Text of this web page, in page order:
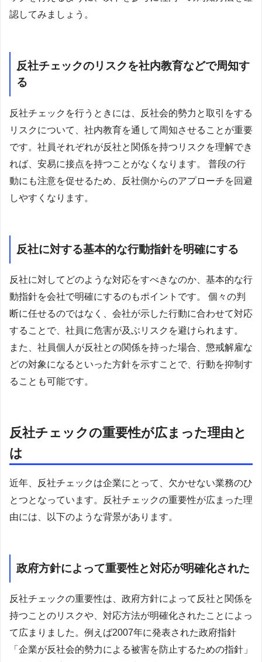
認してみましょう。
反社チェックのリスクを社内教育などで周知す
る
反社チェックを行うときには、反社会的勢力と取引をする
リスクについて、社内教育を通して周知させることが重要
です。社員それぞれが反社と関係を持つリスクを理解でき
れば、安易に接点を持つことがなくなります。 普段の行
動にも注意を促せるため、反社側からのアプローチを回避
しやすくなります。
反社に対する基本的な行動指針を明確にする
反社に対してどのような対応をすべきなのか、基本的な行
動指針を会社で明確にするのもポイントです。 個々の判
断に任せるのではなく、会社が示した行動に合わせて対応
することで、社員に危害が及ぶリスクを避けられます。
また、社員個人が反社との関係を持った場合、懲戒解雇な
どの対象になるといった方針を示すことで、行動を抑制す
ることも可能です。
反社チェックの重要性が広まった理由と
は
近年、反社チェックは企業にとって、欠かせない業務のひ
とつとなっています。反社チェックの重要性が広まった理
由には、以下のような背景があります。
政府方針によって重要性と対応が明確化された
反社チェックの重要性は、政府方針によって反社と関係を
持つことのリスクや、対応方法が明確化されたことによっ
て広まりました。例えば2007年に発表された政府指針
「企業が反社会的勢力による被害を防止するための指針」